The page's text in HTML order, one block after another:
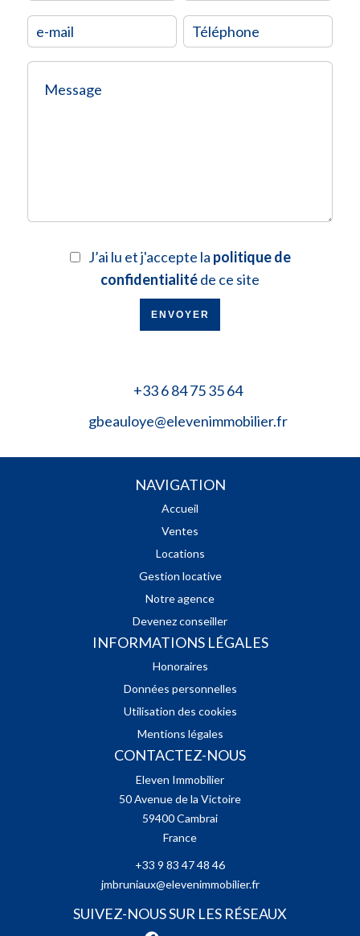
J’ai lu et j'accepte la politique de
confidentialitéde ce site
ENVOYER
+33 6 84 75 35 64
gbeauloye@elevenimmobilier.fr
NAVIGATION
Accueil
Ventes
Locations
Gestion locative
Notre agence
Devenez conseiller
INFORMATIONS LÉGALES
Honoraires
Données personnelles
Utilisation des cookies
Mentions légales
CONTACTEZ-NOUS
Eleven Immobilier
50 Avenue de la Victoire
59400Cambrai
France
+33 9 83 47 48 46
jmbruniaux@elevenimmobilier.fr
SUIVEZ-NOUS SUR LES RÉSEAUX